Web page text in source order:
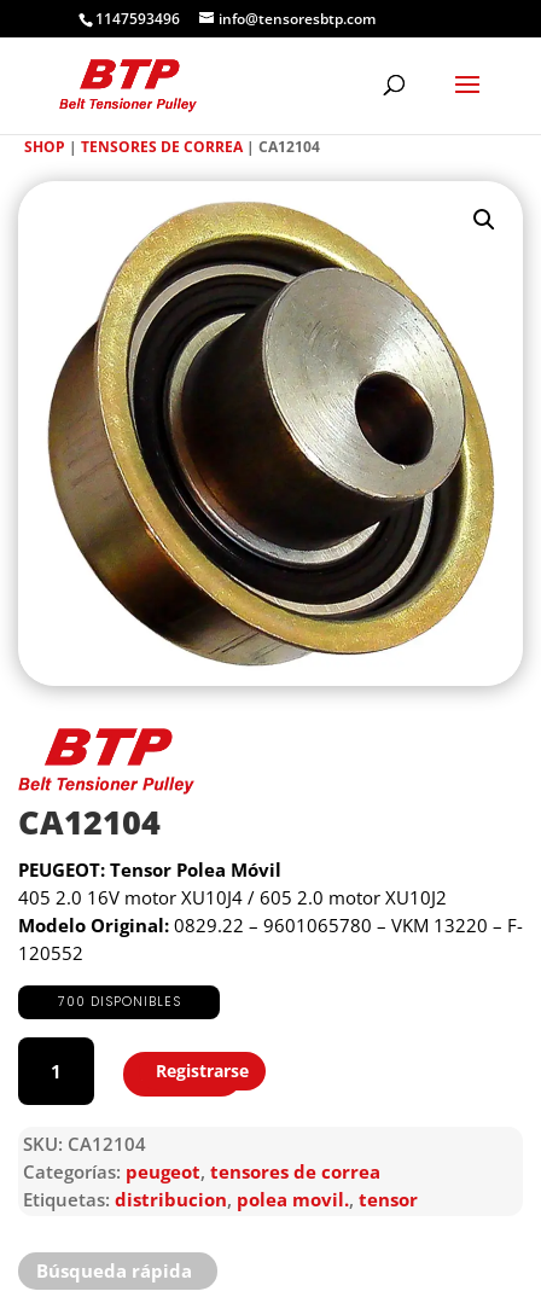
1147593496 info@tensoresbtp.com
SHOP | TENSORES DE CORREA| CA12104
CA12104
PEUGEOT: Tensor Polea Móvil
405 2.0 16V motor XU10J4 / 605 2.0 motor XU10J2
Modelo Original: 0829.22 – 9601065780 – VKM 13220 – F-
120552
700 DISPONIBLES
CA12104
cantidad
Agregar
Registrarse
SKU: CA12104
Categorías: peugeot, tensores de correa
Etiquetas: distribucion, polea movil., tensor
Búsqueda rápida